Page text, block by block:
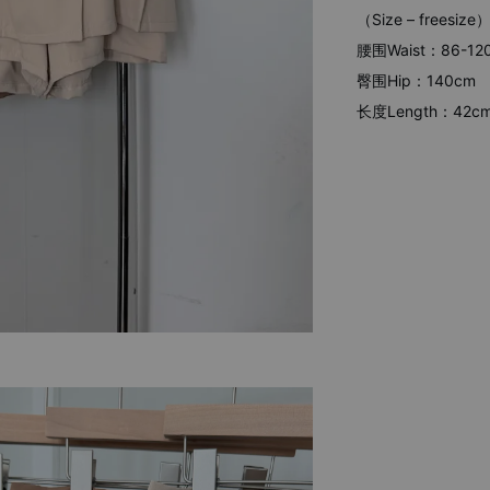
（Size – freesize）
腰围Waist：86-
臀围Hip：140cm
长度Length：